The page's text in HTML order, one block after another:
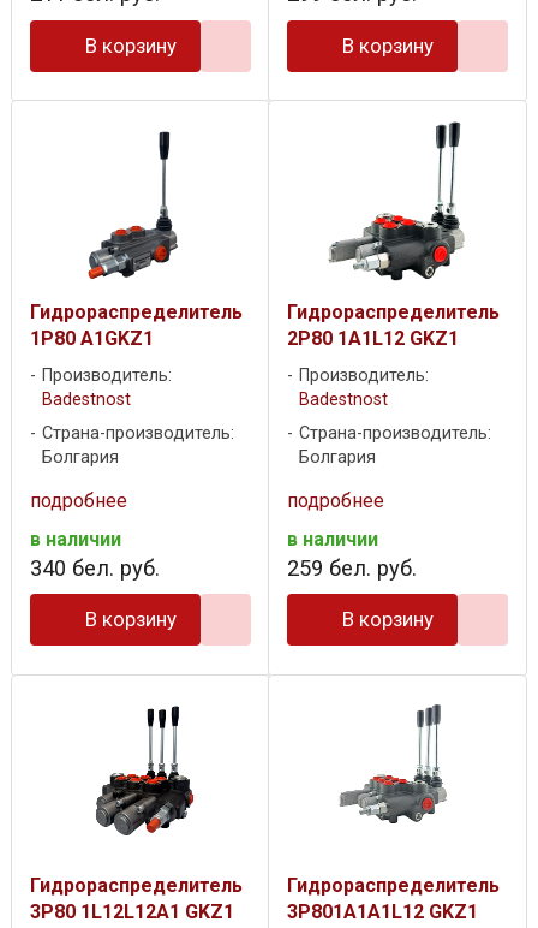
В корзину В корзину
Гидрораспределитель
1P80 A1GKZ1
Производитель:
Badestnost
Страна-производитель:
Болгария
подробнее
в наличии
340 бел. руб.
В корзину
Гидрораспределитель
2P80 1A1L12 GKZ1
Производитель:
Badestnost
Страна-производитель:
Болгария
подробнее
в наличии
259 бел. руб.
В корзину
Гидрораспределитель
3P80 1L12L12A1 GKZ1
Гидрораспределитель
3P801A1A1L12 GKZ1